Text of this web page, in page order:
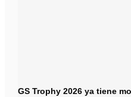
GS Trophy 2026 ya tiene